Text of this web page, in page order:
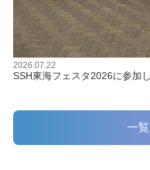
2026.07.22
SSH東海フェスタ2026に参加
一